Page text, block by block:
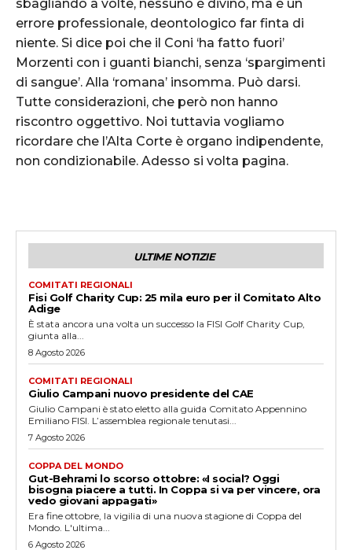
sbagliando a volte, nessuno è divino, ma è un
errore professionale, deontologico far finta di
niente. Si dice poi che il Coni ‘ha fatto fuori’
Morzenti con i guanti bianchi, senza ‘spargimenti
di sangue’. Alla ‘romana’ insomma. Può darsi.
Tutte considerazioni, che però non hanno
riscontro oggettivo. Noi tuttavia vogliamo
ricordare che l’Alta Corte è organo indipendente,
non condizionabile. Adesso si volta pagina.
ULTIME NOTIZIE
COMITATI REGIONALI
Fisi Golf Charity Cup: 25 mila euro per il Comitato Alto
Adige
È stata ancora una volta un successo la FISI Golf Charity Cup,
giunta alla...
8 Agosto 2026
COMITATI REGIONALI
Giulio Campani nuovo presidente del CAE
Giulio Campani è stato eletto alla guida Comitato Appennino
Emiliano FISI. L’assemblea regionale tenutasi...
7 Agosto 2026
COPPA DEL MONDO
Gut-Behrami lo scorso ottobre: «I social? Oggi
bisogna piacere a tutti. In Coppa si va per vincere, ora
vedo giovani appagati»
Era fine ottobre, la vigilia di una nuova stagione di Coppa del
Mondo. L'ultima...
6 Agosto 2026